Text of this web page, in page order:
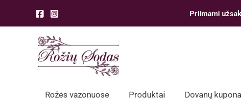
Priimami
Rožės vazonuose Produktai Dovanų